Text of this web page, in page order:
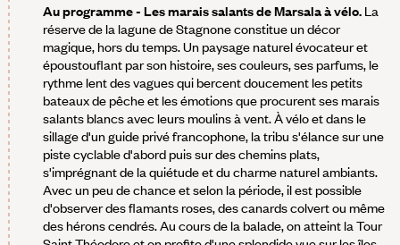
Au programme - Les marais salants de Marsala à vélo. La
réserve de la lagune de Stagnone constitue un décor
magique, hors du temps. Un paysage naturel évocateur et
époustouflant par son histoire, ses couleurs, ses parfums, le
rythme lent des vagues qui bercent doucement les petits
bateaux de pêche et les émotions que procurent ses marais
salants blancs avec leurs moulins à vent. À vélo et dans le
sillage d'un guide privé francophone, la tribu s'élance sur une
piste cyclable d'abord puis sur des chemins plats,
s'imprégnant de la quiétude et du charme naturel ambiants.
Avec un peu de chance et selon la période, il est possible
d'observer des flamants roses, des canards colvert ou même
des hérons cendrés. Au cours de la balade, on atteint la Tour